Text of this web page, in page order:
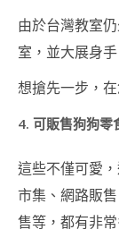
COURSE)
棒棒糖蛋糕講
INSTRUCTOR
【新版】日
藝術講師證
(NERIKIRI ART
INSTRUCTOR
由於台灣教室
室，並大展身手
想搶先一步，
4. 可販售狗狗零
這些不僅可愛
市集、網路販
售等，都有非